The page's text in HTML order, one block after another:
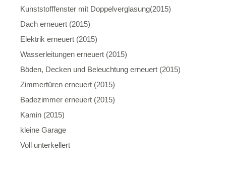
Kunststofffenster mit Doppelverglasung(2015)
Dach erneuert (2015)
Elektrik erneuert (2015)
Wasserleitungen erneuert (2015)
Böden, Decken und Beleuchtung erneuert (2015)
Zimmertüren erneuert (2015)
Badezimmer erneuert (2015)
Kamin (2015)
kleine Garage
Voll unterkellert